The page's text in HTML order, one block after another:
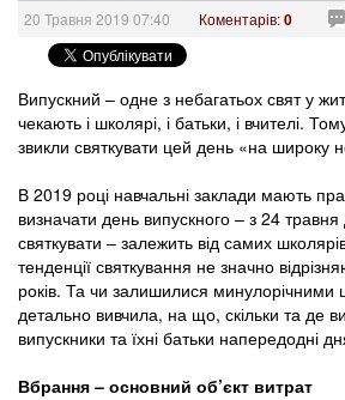
20 Травня 2019 07:40 Коментарів:0
Випускний – одне з небагатьох свят у
чекають і школярі, і батьки, і вчителі.
звикли святкувати цей день «на широку
В 2019 році навчальні заклади мають
визначати день випускного – з 24
святкувати – залежить від самих
тенденції святкування не значно
років. Та чи залишилися минулорічними
детально вивчила, на що, скільки та де
випускники та їхні батьки напередодні
Вбрання – основний об’єкт витрат